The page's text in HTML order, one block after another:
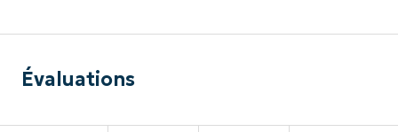
Évaluations